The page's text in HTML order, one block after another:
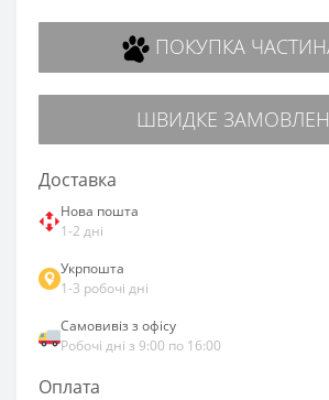
ПОКУПКА
ШВИДКЕ
Доставка
Нова пошта
1-2 дні
Укрпошта
1-3 робочі дні
Самовивіз з офісу
Робочі дні з 9:00 по 16:00
Оплата